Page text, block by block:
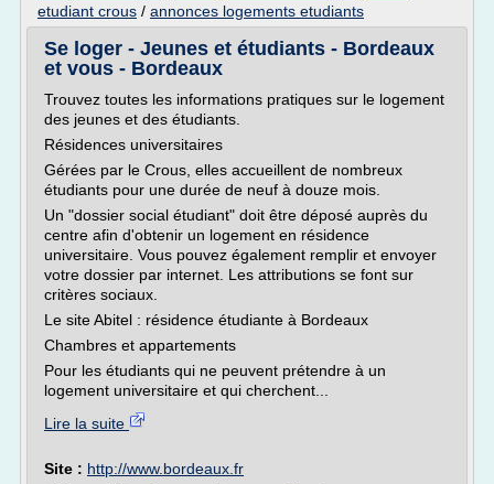
etudiant crous / annonces logements etudiants
Se loger - Jeunes et étudiants - Bordeaux
et vous - Bordeaux
Trouvez toutes les informations pratiques sur le logement
des jeunes et des étudiants.
Résidences universitaires
Gérées par le Crous, elles accueillent de nombreux
étudiants pour une durée de neuf à douze mois.
Un "dossier social étudiant" doit être déposé auprès du
centre afin d'obtenir un logement en résidence
universitaire. Vous pouvez également remplir et envoyer
votre dossier par internet. Les attributions se font sur
critères sociaux.
Le site Abitel : résidence étudiante à Bordeaux
Chambres et appartements
Pour les étudiants qui ne peuvent prétendre à un
logement universitaire et qui cherchent...
Lire la suite
Site : http://www.bordeaux.fr